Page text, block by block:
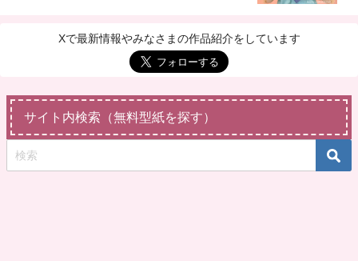
Xで最新情報やみなさまの作品紹介をしています
サイト内検索（無料型紙を探す）